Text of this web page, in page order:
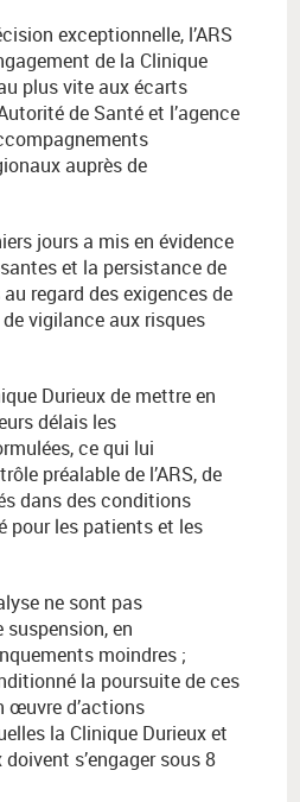
exceptionnelle, l’ARS
de la Clinique
plus vite aux écarts
de Santé et l’agence
auprès de
jours a mis en évidence
et la persistance de
regard des exigences de
vigilance aux risques
Durieux de mettre en
délais les
ce qui lui
préalable de l’ARS, de
dans des conditions
pour les patients et les
ne sont pas
en
moindres ;
la poursuite de ces
œuvre d’actions
la Clinique Durieux et
s’engager sous 8